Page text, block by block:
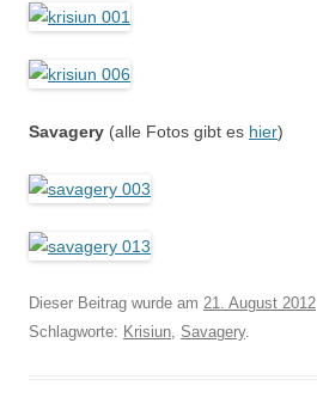
Savagery (alle Fotos gibt es hier)
Dieser Beitrag wurde am 21. August 2012
Schlagworte: Krisiun, Savagery.